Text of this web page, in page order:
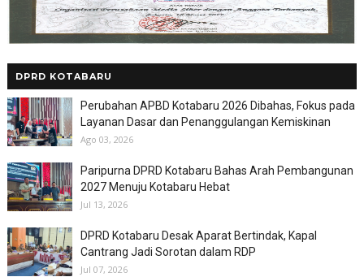
DPRD KOTABARU
Perubahan APBD Kotabaru 2026 Dibahas, Fokus pada
Layanan Dasar dan Penanggulangan Kemiskinan
Ago 03, 2026
Paripurna DPRD Kotabaru Bahas Arah Pembangunan
2027 Menuju Kotabaru Hebat
Jul 13, 2026
DPRD Kotabaru Desak Aparat Bertindak, Kapal
Cantrang Jadi Sorotan dalam RDP
Jul 07, 2026